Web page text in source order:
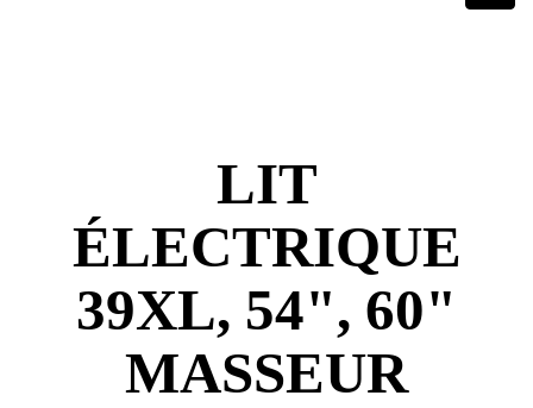
LIT
ÉLECTRIQUE
39XL, 54", 60"
MASSEUR